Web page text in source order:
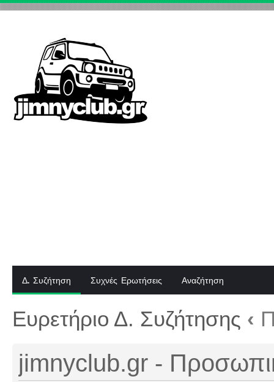
Δ. Συζήτηση Συχνές Ερωτήσεις Αναζήτηση
Ευρετήριο Δ. Συζήτησης ‹
jimnyclub.gr -